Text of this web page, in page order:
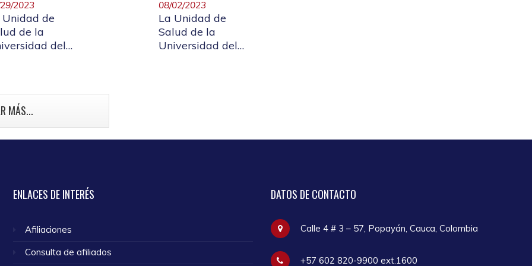
2023
Unidad de
de la
del
08/02/2023
La Unidad de
Salud de la
Universidad del
humano en salud
MÁS...
ENLACES DE INTERÉS
Afiliaciones
Consulta de afiliados
DATOS DE CONTACTO
Calle 4 # 3 – 57, Popayán, Cauca, Colombia
+57 602 820-9900 ext.1600